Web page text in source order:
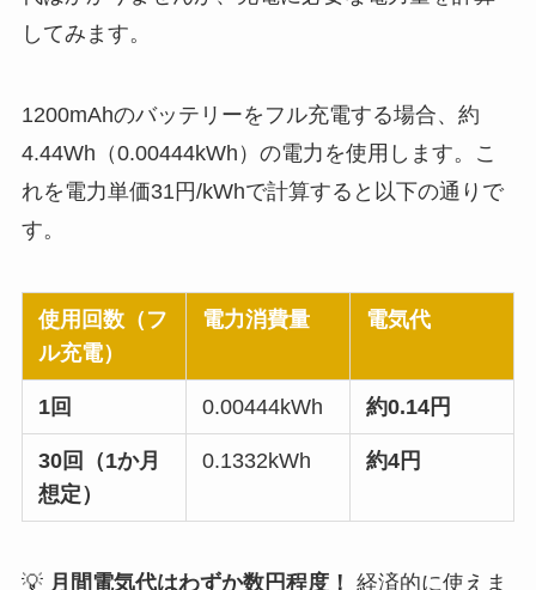
してみます。
1200mAhのバッテリーをフル充電する場合、約
4.44Wh（0.00444kWh）の電力を使用します。こ
れを電力単価31円/kWhで計算すると以下の通りで
す。
使用回数（フ
ル充電）
電力消費量 電気代
1回 0.00444kWh 約0.14円
30回（1か月
想定）
0.1332kWh 約4円
💡 月間電気代はわずか数円程度！ 経済的に使えま